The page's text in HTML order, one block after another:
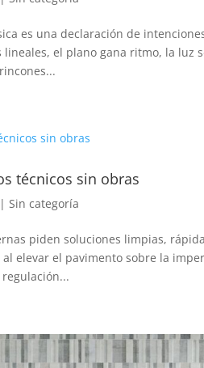
es una declaración de
lineales, el plano gana ritmo, la luz
técnicos sin obras
Sin categoría
piden soluciones limpias,
elevar el pavimento sobre la